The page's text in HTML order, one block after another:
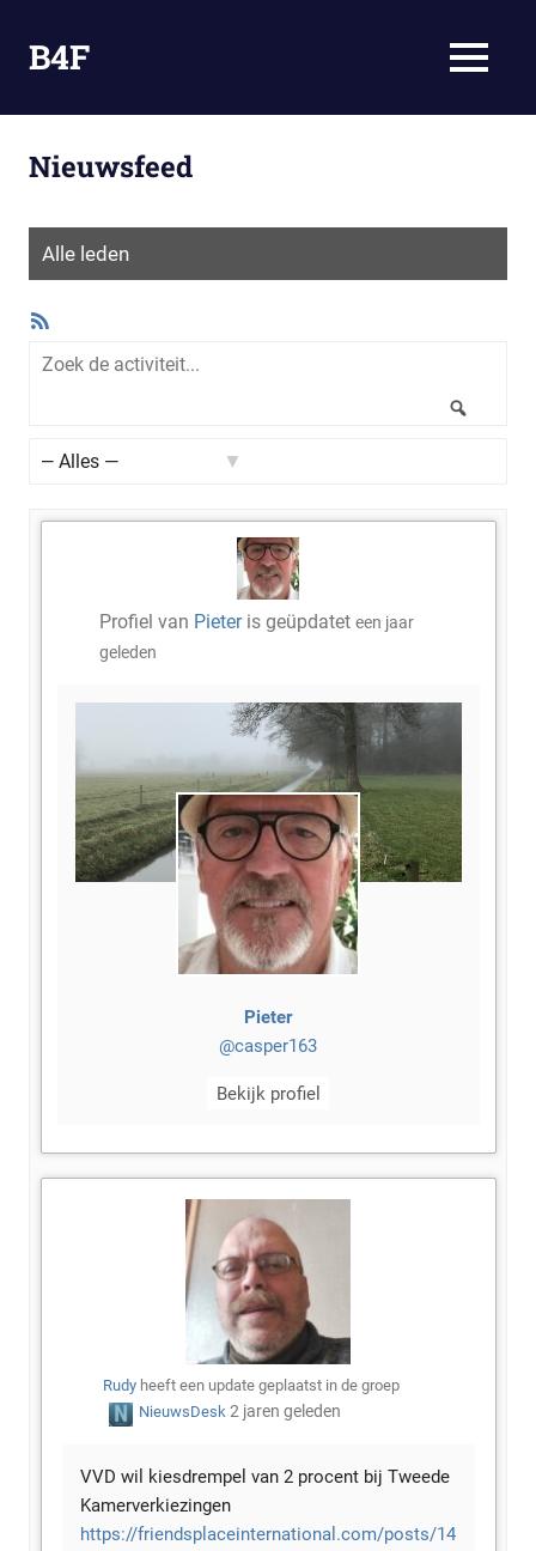
naarB4F
Fun
is
MENU
Nieuwsfeed
Alle leden
feed
Zoek
Profiel van Pieteris geüpdatet een jaar
geleden
Pieter
@casper163
Bekijk profiel
Rudy heeft een update geplaatst in de groep
NieuwsDesk 2 jaren geleden
VVD wil kiesdrempel van 2 procent bij Tweede
Kamerverkiezingen
https://friendsplaceinternational.com/posts/14